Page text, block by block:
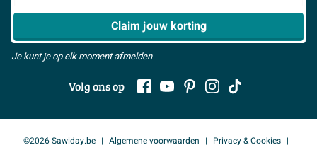
> Alles over showrooms
Claim jouw korting
Je kunt je op elk moment afmelden
Volg ons op
©2026 Sawiday.be Algemene voorwaarden Privacy & Cookies